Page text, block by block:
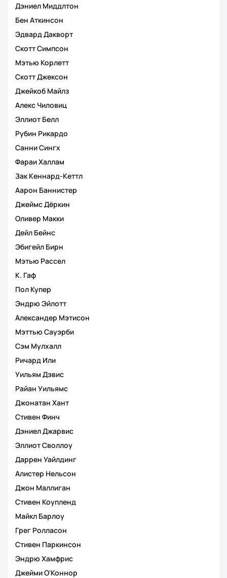
Дэниел Миддлтон
Бен Аткинсон
Эдвард Дакворт
Скотт Симпсон
Мэтью Корлетт
Скотт Джексон
Джейкоб Майлз
Алекс Чиловиц
Эллиот Белл
Рубин Рикардо
Санни Сингх
Фараи Халлам
Зак Кеннард-Кеттл
Аарон Баннистер
Джеймс Дёркин
Оливер Макки
Дейл Бейнс
Эбигейл Бирн
Мэтью Рассел
К. Гаф
Пол Купер
Эндрю Эйлотт
Александер Мэтисон
Мэттью Сауэрби
Сэм Мулхалл
Ричард Или
Уильям Дэвис
Райан Уильямс
Джонатан Хант
Стивен Финч
Дэниел Джарвис
Эллиот Своллоу
Даррен Уайлдинг
Алистер Нельсон
Джон Маллиган
Стивен Коупленд
Майкл Барлоу
Грег Ролласон
Стивен Паркинсон
Эндрю Хамфрис
Джейми О'Коннор